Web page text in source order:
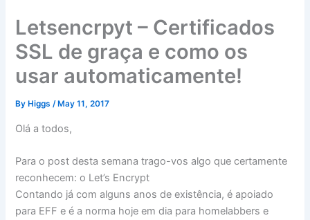
Letsencrpyt – Certificados
SSL de graça e como os
usar automaticamente!
By Higgs/ May 11, 2017
Olá a todos,
Para o post desta semana trago-vos algo que certamente
reconhecem: o Let’s Encrypt
Contando já com alguns anos de existência, é apoiado
para EFF e é a norma hoje em dia para homelabbers e